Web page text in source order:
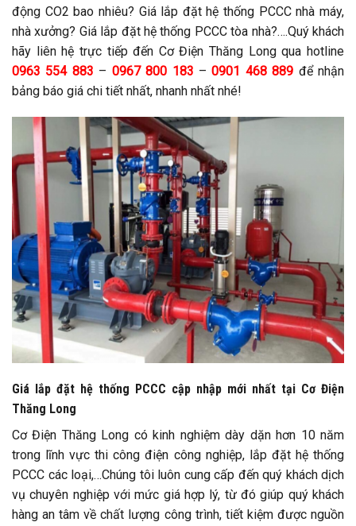
động CO2 bao nhiêu? Giá lắp đặt hệ thống PCCC nhà máy,
nhà xưởng? Giá lắp đặt hệ thống PCCC tòa nhà?….Quý khách
hãy liên hệ trực tiếp đến Cơ Điện Thăng Long qua hotline
0963 554 883 – 0967 800 183 –0901 468 889 để nhận
bảng báo giá chi tiết nhất, nhanh nhất nhé!
Giá lắp đặt hệ thống PCCC cập nhập mới nhất tại Cơ Điện
Thăng Long
Cơ Điện Thăng Long có kinh nghiệm dày dặn hơn 10 năm
trong lĩnh vực thi công điện công nghiệp, lắp đặt hệ thống
PCCC các loại,…Chúng tôi luôn cung cấp đến quý khách dịch
vụ chuyên nghiệp với mức giá hợp lý, từ đó giúp quý khách
hàng an tâm về chất lượng công trình, tiết kiệm được nguồn